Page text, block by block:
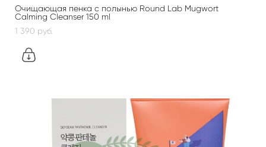
Очищающая пенка с полынью Round Lab Mugwort
Calming Cleanser 150 ml
1 390 pуб.